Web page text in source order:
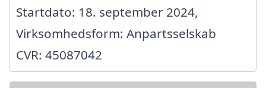
Startdato: 18. september 2024,
Virksomhedsform: Anpartsselskab
CVR: 45087042